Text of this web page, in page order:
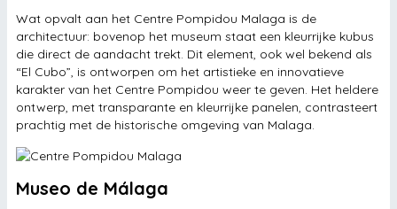
Wat opvalt aan het Centre Pompidou Malaga is de
architectuur: bovenop het museum staat een kleurrijke kubus
die direct de aandacht trekt. Dit element, ook wel bekend als
“El Cubo”, is ontworpen om het artistieke en innovatieve
karakter van het Centre Pompidou weer te geven. Het heldere
ontwerp, met transparante en kleurrijke panelen, contrasteert
prachtig met de historische omgeving van Malaga.
Museo de Málaga